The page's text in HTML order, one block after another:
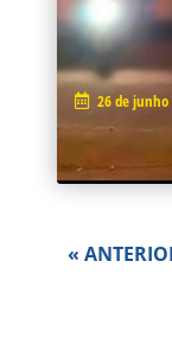
26 de junho
«